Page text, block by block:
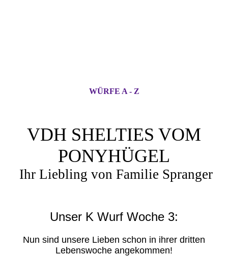
WÜRFE A - Z
VDH SHELTIES VOM
PONYHÜGEL
Ihr Liebling von Familie Spranger
Unser K Wurf Woche 3:
Nun sind unsere Lieben schon in ihrer dritten
Lebenswoche angekommen!